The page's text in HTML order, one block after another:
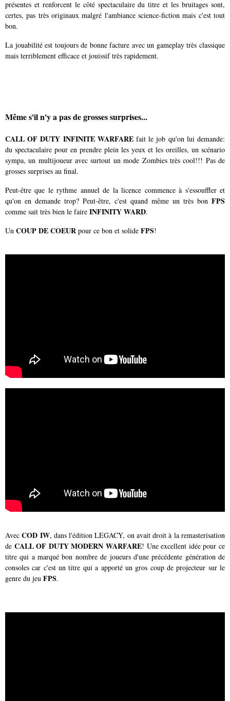
présentes et renforcent le côté spectaculaire du titre et les bruitages sont,
certes, pas très originaux malgré l'ambiance science-fiction mais c'est tout
bon.
La jouabilité est toujours de bonne facture avec un gameplay très classique
mais terriblement efficace et jouissif très rapidement.
Même s'il n'y a pas de grosses surprises...
CALL OF DUTY INFINITE WARFAREfait le job qu'on lui demande:
du spectaculaire pour en prendre plein les yeux et les oreilles, un scénario
sympa, un multijoueur avec surtout un mode Zombies très cool!!! Pas de
grosses surprises au final.
Peut-être que le rythme annuel de la licence commence à s'essouffler et
qu'on en demande trop? Peut-être, c'est quand même un très bon FPS
comme sait très bien le faire INFINITY WARD.
Un COUP DE COEUR pour ce bon et solide FPS!
AvecCOD IW, dans l'édition LEGACY, on avait droit à la remasterisation
de CALL OF DUTY MODERN WARFARE! Une excellent idée pour ce
titre qui a marqué bon nombre de joueurs d'une précédente génération de
consoles car c'est un titre qui a apporté un gros coup de projecteur sur le
genre du jeu FPS.